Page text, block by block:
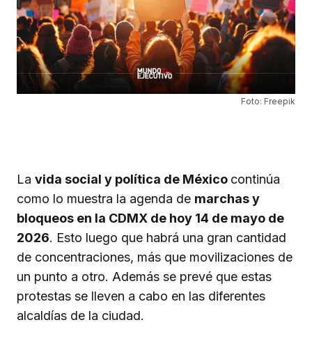
Foto: Freepik
La vida social y política de México continúa
como lo muestra la agenda de marchas y
bloqueos en la CDMX de hoy 14 de mayo de
2026. Esto luego que habrá una gran cantidad
de concentraciones, más que movilizaciones de
un punto a otro. Además se prevé que estas
protestas se lleven a cabo en las diferentes
alcaldías de la ciudad.